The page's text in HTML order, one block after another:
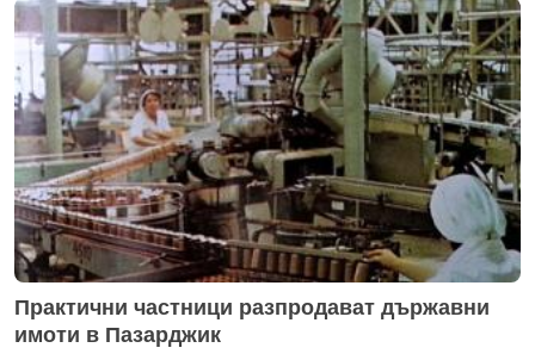
Практични частници разпродават държавни
имоти в Пазарджик